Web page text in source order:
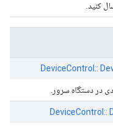
در دستگاه سرور.